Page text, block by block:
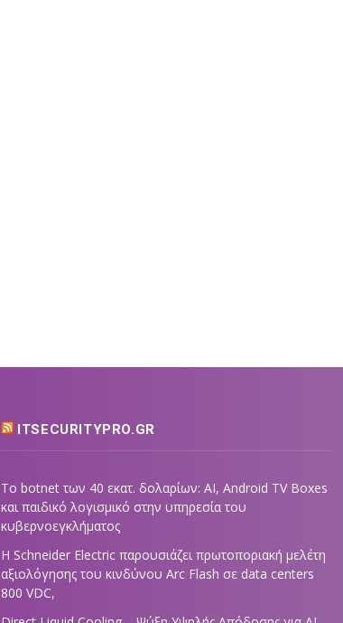
ITSECURITYPRO.GR
Το botnet των 40 εκατ. δολαρίων: AI, Android TV Boxes
και παιδικό λογισμικό στην υπηρεσία του
κυβερνοεγκλήματος
Η Schneider Electric παρουσιάζει πρωτοποριακή μελέτη
αξιολόγησης του κινδύνου Arc Flash σε data centers
800 VDC,